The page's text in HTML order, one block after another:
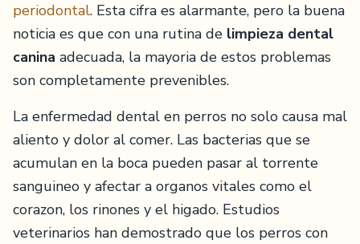
periodontal. Esta cifra es alarmante, pero la buena
noticia es que con una rutina de limpieza dental
canina adecuada, la mayoria de estos problemas
son completamente prevenibles.
La enfermedad dental en perros no solo causa mal
aliento y dolor al comer. Las bacterias que se
acumulan en la boca pueden pasar al torrente
sanguineo y afectar a organos vitales como el
corazon, los rinones y el higado. Estudios
veterinarios han demostrado que los perros con